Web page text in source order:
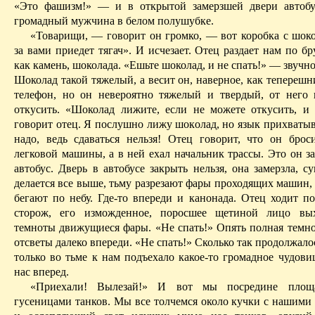
«Это фашизм!» — и в открытой замерзшей двери
громадный мужчина в белом полушубке.
«Товарищи, — говорит он громко, — вот коробка с
за вами приедет тягач». И исчезает. Отец раздает нам по
как камень, шоколада. «Ешьте шоколад, и не спать!» —
Шоколад такой тяжелый, а весит он, наверное, как
телефон, но он невероятно тяжелый и твердый, от него
откусить. «Шоколад лижите, если не можете откусить,
говорит отец. Я послушно лижу шоколад, но язык
надо, ведь сдаваться нельзя! Отец говорит, что он
легковой машины, а в ней ехал начальник трассы. Это он
автобус. Дверь в автобусе закрыть нельзя, она замерзла,
делается все выше, тьму разрезают фары проходящих
бегают по небу. Где-то впереди и канонада. Отец ходит по
сторож, его изможденное, поросшее щетиной лицо
темноты движущиеся фары. «Не спать!» Опять полная
отсветы далеко впереди. «Не спать!» Сколько так
только во тьме к нам подъехало какое-то громадное
нас вперед.
«Приехали! Вылезай!» И вот мы посредине
гусеницами танков. Мы все толчемсяоколо кучки с нашими